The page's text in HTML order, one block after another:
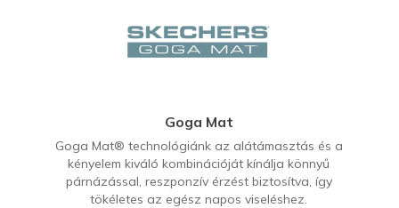
Goga Mat
Goga Mat® technológiánk az alátámasztás és a
kényelem kiváló kombinációját kínálja könnyű
párnázással, reszponzív érzést biztosítva, így
tökéletes az egész napos viseléshez.